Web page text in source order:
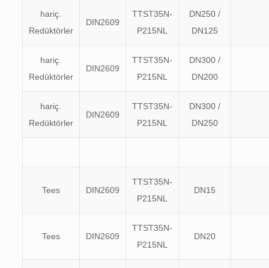
hariç.
Redüktörler
DIN2609
TTST35N-
P215NL
DN250 /
DN125
hariç.
Redüktörler
DIN2609
TTST35N-
P215NL
DN300 /
DN200
hariç.
Redüktörler
DIN2609
TTST35N-
P215NL
DN300 /
DN250
Tees DIN2609
TTST35N-
P215NL
DN15
Tees DIN2609
TTST35N-
P215NL
DN20